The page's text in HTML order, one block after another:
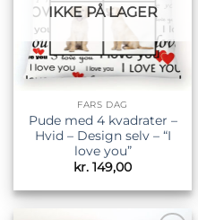
IKKE PÅ LAGER
FARS DAG
Pude med 4 kvadrater –
Hvid – Design selv – “I
love you”
kr. 149,00